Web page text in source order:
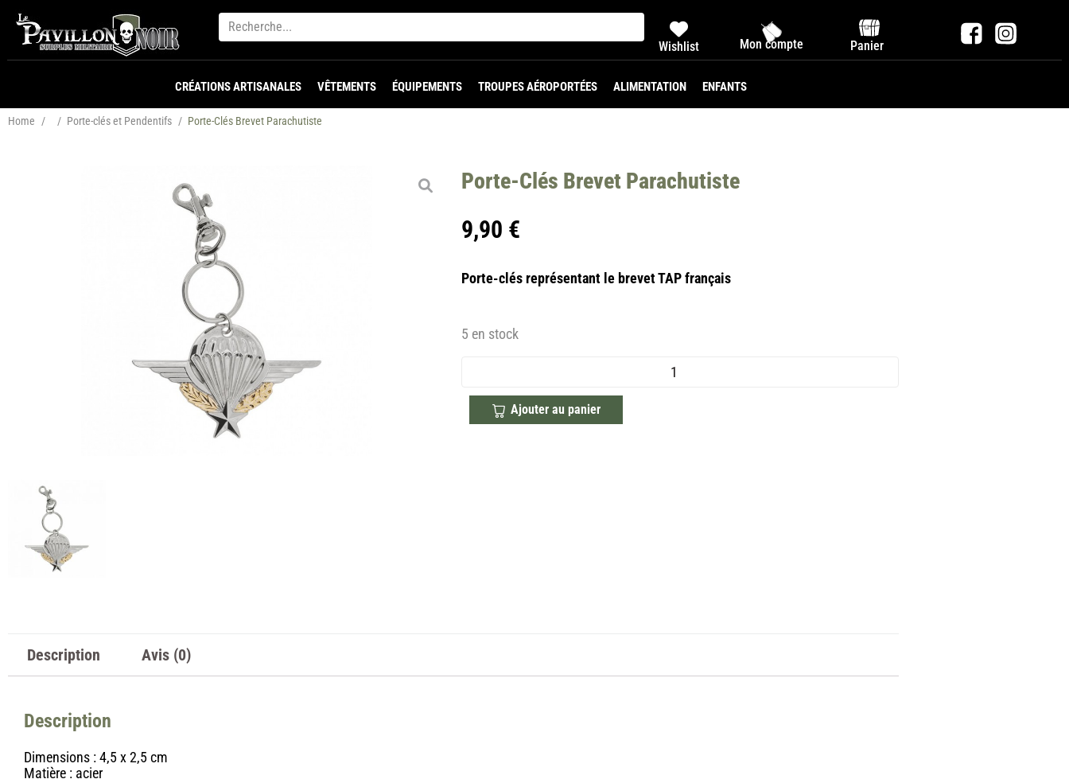
Wishlist Mon compte Panier
CRÉATIONS ARTISANALES VÊTEMENTS ÉQUIPEMENTS TROUPES AÉROPORTÉES ALIMENTATION ENFANTS
Home / / Porte-clés et Pendentifs / Porte-Clés Brevet Parachutiste
Porte-Clés Brevet Parachutiste
9,90 €
Porte-clés représentant le brevet TAP français
5 en stock
Ajouter au panier
Description Avis (0)
Description
Dimensions : 4,5 x 2,5 cm
Matière : acier